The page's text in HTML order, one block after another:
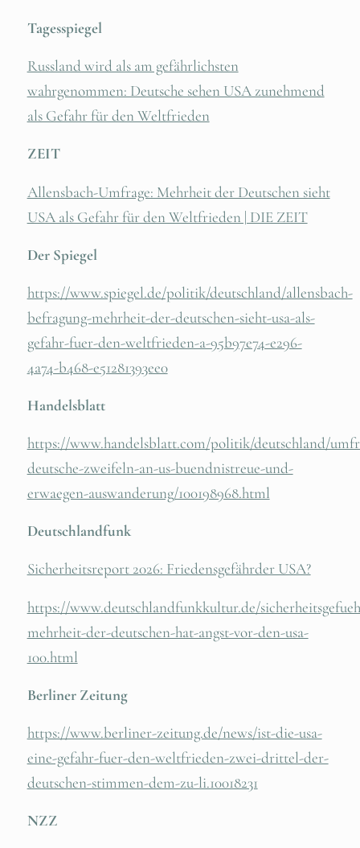
Tagesspiegel
Russland wird als am gefährlichsten
wahrgenommen: Deutsche sehen USA zunehmend
als Gefahr für den Weltfrieden
ZEIT
Allensbach-Umfrage: Mehrheit der Deutschen sieht
USA als Gefahr für den Weltfrieden | DIE ZEIT
Der Spiegel
https://www.spiegel.de/politik/deutschland/allensbach-
befragung-mehrheit-der-deutschen-sieht-usa-als-
gefahr-fuer-den-weltfrieden-a-95b97e74-e296-
4a74-b468-e51281393ee0
Handelsblatt
https://www.handelsblatt.com/politik/deutschland/
deutsche-zweifeln-an-us-buendnistreue-und-
erwaegen-auswanderung/100198968.html
Deutschlandfunk
Sicherheitsreport 2026: Friedensgefährder USA?
https://www.deutschlandfunkkultur.de/
mehrheit-der-deutschen-hat-angst-vor-den-usa-
100.html
Berliner Zeitung
https://www.berliner-zeitung.de/news/ist-die-usa-
eine-gefahr-fuer-den-weltfrieden-zwei-drittel-der-
deutschen-stimmen-dem-zu-li.10018231
NZZ